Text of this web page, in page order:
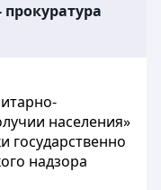
населения»
государственно
надзора